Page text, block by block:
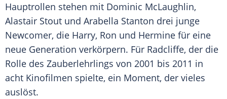
Hauptrollen stehen mit Dominic McLaughlin,
Alastair Stout und Arabella Stanton drei junge
Newcomer, die Harry, Ron und Hermine für eine
neue Generation verkörpern. Für Radcliffe, der die
Rolle des Zauberlehrlings von 2001 bis 2011 in
acht Kinofilmen spielte, ein Moment, der vieles
auslöst.